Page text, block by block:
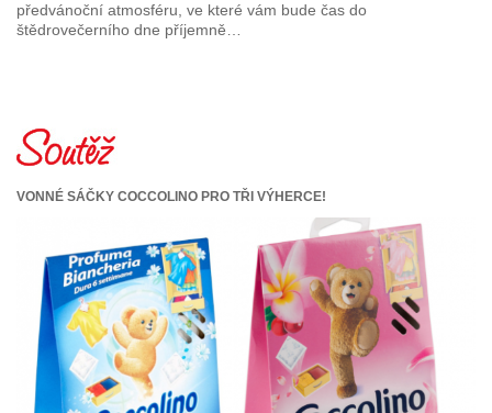
předvánoční atmosféru, ve které vám bude čas do
štědrovečerního dne příjemně…
VONNÉ SÁČKY COCCOLINO PRO TŘI VÝHERCE!